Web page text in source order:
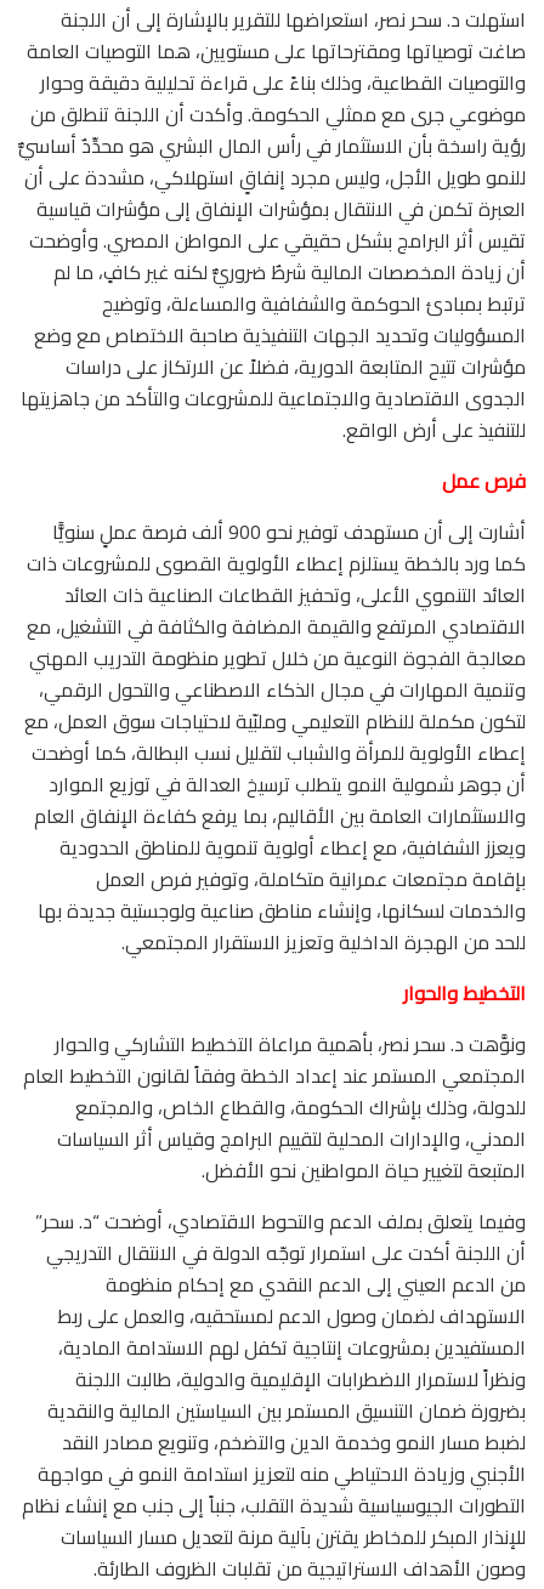
استهلت د. سحر نصر، استعراضها للتقرير بالإشارة إلى أن اللجنة
صاغت توصياتها ومقترحاتها على مستويين، هما التوصيات العامة
والتوصيات القطاعية، وذلك بناءً على قراءة تحليلية دقيقة وحوار
موضوعي جرى مع ممثلي الحكومة. وأكدت أن اللجنة تنطلق من
رؤية راسخة بأن الاستثمار في رأس المال البشري هو محدِّدٌ أساسيٌّ
للنمو طويل الأجل، وليس مجرد إنفاقٍ استهلاكي، مشددة على أن
العبرة تكمن في الانتقال بمؤشرات الإنفاق إلى مؤشرات قياسية
تقيس أثر البرامج بشكل حقيقي على المواطن المصري. وأوضحت
أن زيادة المخصصات المالية شرطٌ ضروريٌّ لكنه غير كافٍ، ما لم
ترتبط بمبادئ الحوكمة والشفافية والمساءلة، وتوضيح
المسؤوليات وتحديد الجهات التنفيذية صاحبة الاختصاص مع وضع
مؤشرات تتيح المتابعة الدورية، فضلاً عن الارتكاز على دراسات
الجدوى الاقتصادية والاجتماعية للمشروعات والتأكد من جاهزيتها
للتنفيذ على أرض الواقع.
فرص عمل
أشارت إلى أن مستهدف توفير نحو 900 ألف فرصة عملٍ سنويًّا
كما ورد بالخطة يستلزم إعطاء الأولوية القصوى للمشروعات ذات
العائد التنموي الأعلى، وتحفيز القطاعات الصناعية ذات العائد
الاقتصادي المرتفع والقيمة المضافة والكثافة في التشغيل، مع
معالجة الفجوة النوعية من خلال تطوير منظومة التدريب المهني
وتنمية المهارات في مجال الذكاء الاصطناعي والتحول الرقمي،
لتكون مكملة للنظام التعليمي وملبّية لاحتياجات سوق العمل، مع
إعطاء الأولوية للمرأة والشباب لتقليل نسب البطالة، كما أوضحت
أن جوهر شمولية النمو يتطلب ترسيخ العدالة في توزيع الموارد
والاستثمارات العامة بين الأقاليم، بما يرفع كفاءة الإنفاق العام
ويعزز الشفافية، مع إعطاء أولوية تنموية للمناطق الحدودية
بإقامة مجتمعات عمرانية متكاملة، وتوفير فرص العمل
والخدمات لسكانها، وإنشاء مناطق صناعية ولوجستية جديدة بها
للحد من الهجرة الداخلية وتعزيز الاستقرار المجتمعي.
التخطيط والحوار
ونوَّهت د. سحر نصر، بأهمية مراعاة التخطيط التشاركي والحوار
المجتمعي المستمر عند إعداد الخطة وفقاً لقانون التخطيط العام
للدولة، وذلك بإشراك الحكومة، والقطاع الخاص، والمجتمع
المدني، والإدارات المحلية لتقييم البرامج وقياس أثر السياسات
المتبعة لتغيير حياة المواطنين نحو الأفضل.
وفيما يتعلق بملف الدعم والتحوط الاقتصادي، أوضحت “د. سحر”
أن اللجنة أكدت على استمرار توجّه الدولة في الانتقال التدريجي
من الدعم العيني إلى الدعم النقدي مع إحكام منظومة
الاستهداف لضمان وصول الدعم لمستحقيه، والعمل على ربط
المستفيدين بمشروعات إنتاجية تكفل لهم الاستدامة المادية،
ونظراً لاستمرار الاضطرابات الإقليمية والدولية، طالبت اللجنة
بضرورة ضمان التنسيق المستمر بين السياستين المالية والنقدية
لضبط مسار النمو وخدمة الدين والتضخم، وتنويع مصادر النقد
الأجنبي وزيادة الاحتياطي منه لتعزيز استدامة النمو في مواجهة
التطورات الجيوسياسية شديدة التقلب، جنباً إلى جنب مع إنشاء نظام
للإنذار المبكر للمخاطر يقترن بآلية مرنة لتعديل مسار السياسات
وصون الأهداف الاستراتيجية من تقلبات الظروف الطارئة.